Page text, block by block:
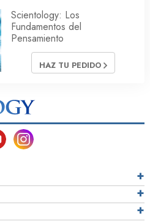
Scientology: Los
Fundamentos del
Pensamiento
HAZ TU PEDIDO